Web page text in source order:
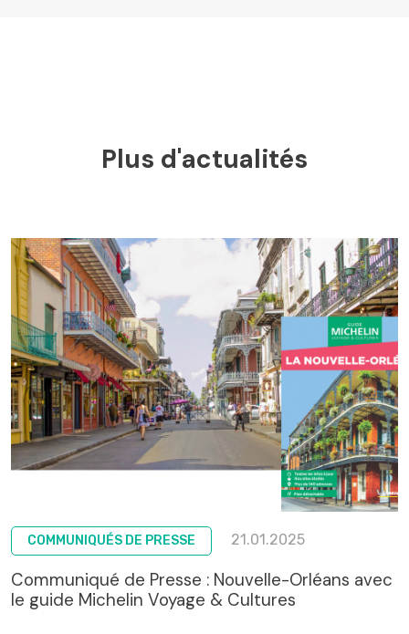
Plus d'actualités
COMMUNIQUÉS DE PRESSE 21.01.2025
Communiqué de Presse : Nouvelle-Orléans avec
le guide Michelin Voyage & Cultures